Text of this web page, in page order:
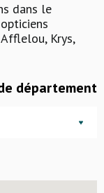
dans le
Krys,
département